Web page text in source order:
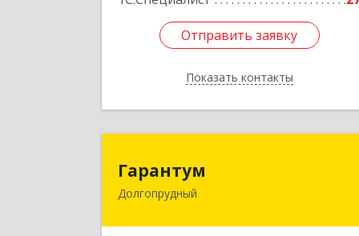
Отправить заявку
Показать контакты
Отправить заявку
Назад
Гарантум
Долгопрудный